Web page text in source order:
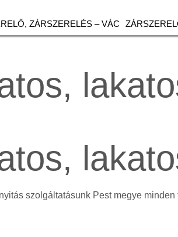
ZÁRSZERELÉS – VÁC
szolgáltatásunk Pest megye